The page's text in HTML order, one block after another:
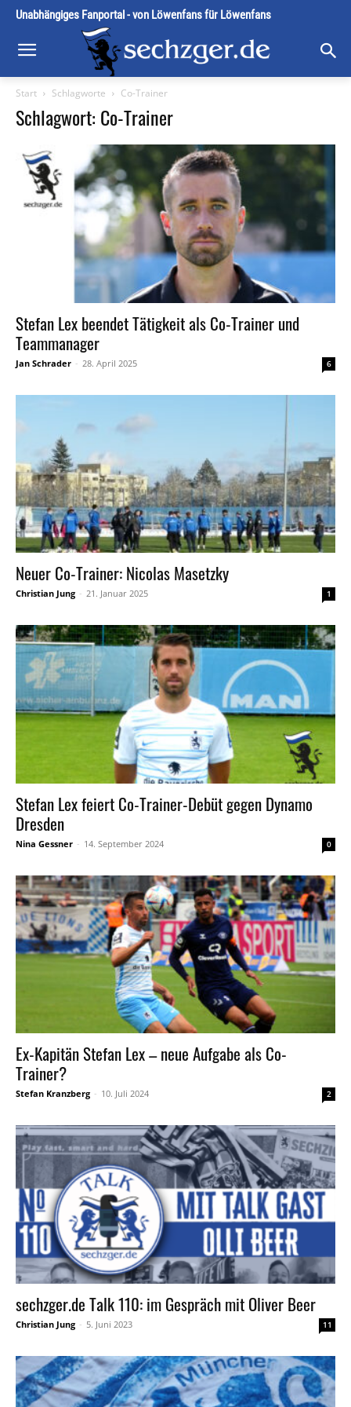
Unabhängiges Fanportal - von Löwenfans für Löwenfans
Start Schlagworte Co-Trainer
Schlagwort: Co-Trainer
Stefan Lex beendet Tätigkeit als Co-Trainer und
Teammanager
Jan Schrader - 28. April 2025 6
Neuer Co-Trainer: Nicolas Masetzky
Christian Jung - 21. Januar 2025 1
Stefan Lex feiert Co-Trainer-Debüt gegen Dynamo
Dresden
Nina Gessner - 14. September 2024 0
Ex-Kapitän Stefan Lex – neue Aufgabe als Co-
Trainer?
Stefan Kranzberg - 10. Juli 2024 2
sechzger.de Talk 110: im Gespräch mit Oliver Beer
Christian Jung - 5. Juni 2023 11